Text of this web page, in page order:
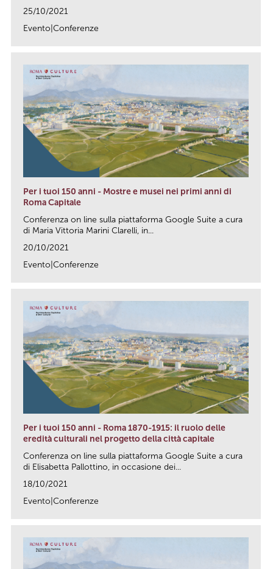
25/10/2021
Evento|Conferenze
Per i tuoi 150 anni - Mostre e musei nei primi anni di
Roma Capitale
Conferenza on line sulla piattaforma Google Suite a cura
di Maria Vittoria Marini Clarelli, in...
20/10/2021
Evento|Conferenze
Per i tuoi 150 anni - Roma 1870-1915: il ruolo delle
eredità culturali nel progetto della città capitale
Conferenza on line sulla piattaforma Google Suite a cura
di Elisabetta Pallottino, in occasione dei...
18/10/2021
Evento|Conferenze